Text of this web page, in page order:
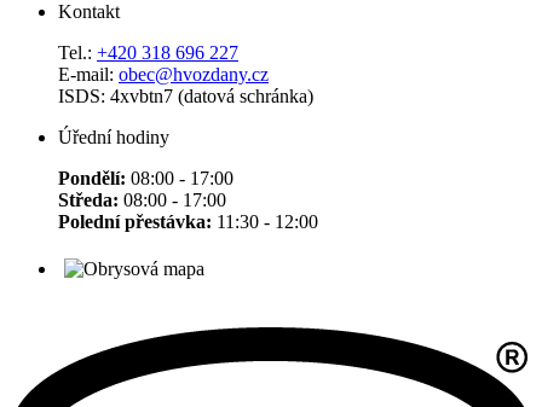
Kontakt
Tel.: +420 318 696 227
E-mail: obec@hvozdany.cz
ISDS: 4xvbtn7 (datová schránka)
Úřední hodiny
Pondělí: 08:00 - 17:00
Středa: 08:00 - 17:00
Polední přestávka: 11:30 - 12:00